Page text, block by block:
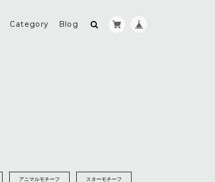
Category Blog
アニマルモチーフ スターモチーフ